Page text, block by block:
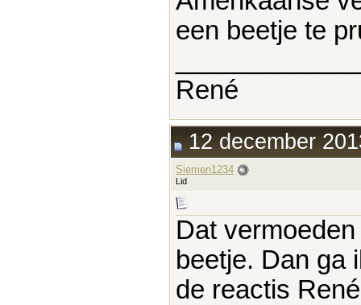
een beetje te
René
12 december
Siemen1234
Lid
Dat
beetje. Dan ga
de reactis